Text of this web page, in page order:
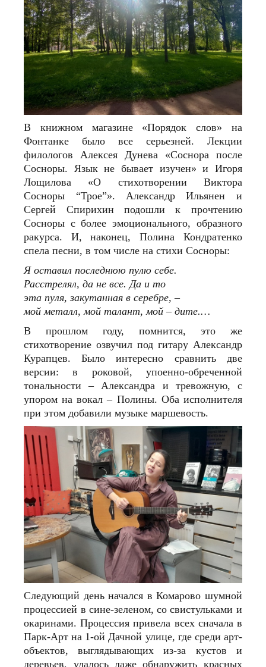
В книжном магазине «Порядок слов» на
Фонтанке было все серьезней. Лекции
филологов Алексея Дунева «Соснора после
Сосноры. Язык не бывает изучен» и Игоря
Лощилова «О стихотворении Виктора
Сосноры “Трое”». Александр Ильянен и
Сергей Спирихин подошли к прочтению
Сосноры с более эмоционального, образного
ракурса. И, наконец, Полина Кондратенко
спела песни, в том числе на стихи Сосноры:
Я оставил последнюю пулю себе.
Расстрелял, да не все. Да и то
эта пуля, закутанная в серебре, –
мой металл, мой талант, мой – дите.…
В прошлом году, помнится, это же
стихотворение озвучил под гитару Александр
Курапцев. Было интересно сравнить две
версии: в роковой, упоенно-обреченной
тональности – Александра и тревожную, с
упором на вокал – Полины. Оба исполнителя
при этом добавили музыке маршевость.
Следующий день начался в Комарово шумной
процессией в сине-зеленом, со свистульками и
окаринами. Процессия привела всех сначала в
Парк-Арт на 1‑ой Дачной улице, где среди арт-
объектов, выглядывающих из-за кустов и
деревьев, удалось даже обнаружить красных